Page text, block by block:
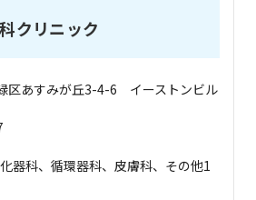
クリニック
区あすみが丘3-4-6 イーストンビル
器科、循環器科、皮膚科、その他1